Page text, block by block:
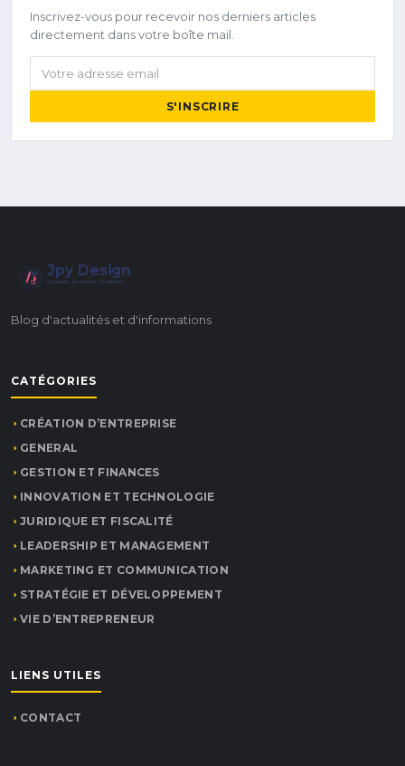
Inscrivez-vous pour recevoir nos derniers articles
directement dans votre boîte mail.
Votre adresse email
S'INSCRIRE
Jpy Design
Créativité • Innovation • Excellence
Blog d'actualités et d'informations
CATÉGORIES
CRÉATION D’ENTREPRISE
GENERAL
GESTION ET FINANCES
INNOVATION ET TECHNOLOGIE
JURIDIQUE ET FISCALITÉ
LEADERSHIP ET MANAGEMENT
MARKETING ET COMMUNICATION
STRATÉGIE ET DÉVELOPPEMENT
VIE D’ENTREPRENEUR
LIENS UTILES
CONTACT